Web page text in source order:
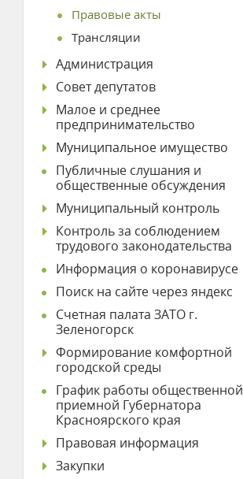
Правовые акты
Трансляции
Администрация
Совет депутатов
Малое и среднее
предпринимательство
Муниципальное имущество
Публичные слушания и
общественные обсуждения
Муниципальный контроль
Контроль за соблюдением
трудового законодательства
Информация о коронавирусе
Поиск на сайте через яндекс
Счетная палата ЗАТО г.
Зеленогорск
Формирование комфортной
городской среды
График работы общественной
приемной Губернатора
Красноярского края
Правовая информация
Закупки